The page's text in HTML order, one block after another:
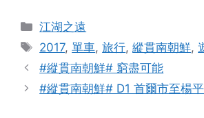
Categories
江湖之遠
Tags
2017,單車,旅行,縱貫南朝鮮,
#縱貫南朝鮮# 窮盡可能
#縱貫南朝鮮# D1 首爾市至楊